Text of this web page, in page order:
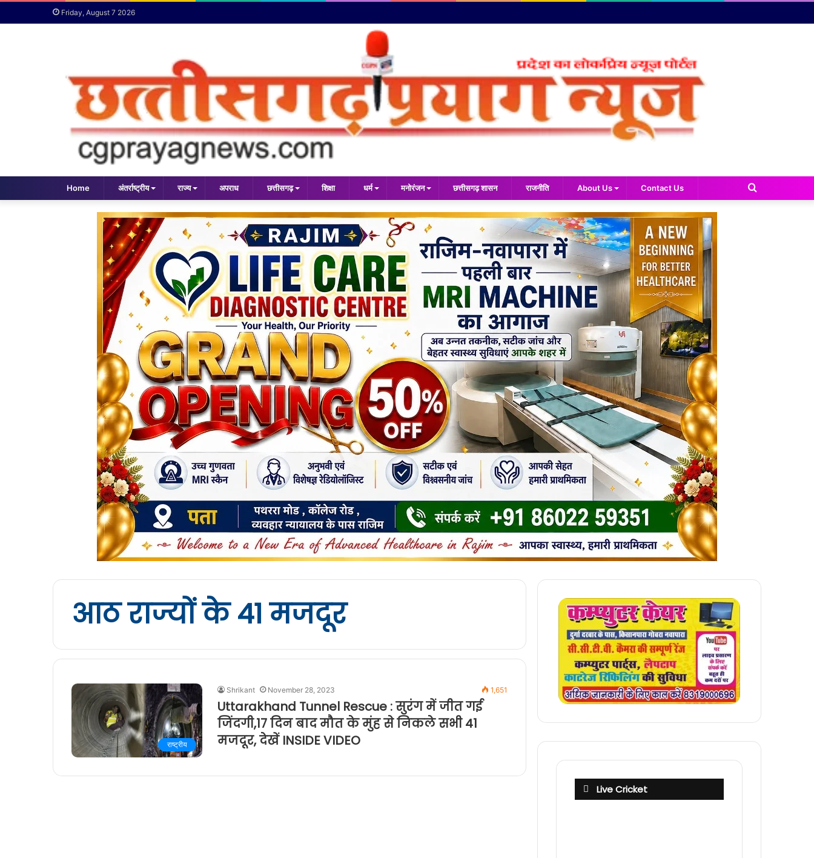
Friday, August 7 2026
Home अंतर्राष्ट्रीय राज्य अपराध छत्तीसगढ़ शिक्षा धर्म मनोरंजन छत्तीसगढ़ शासन राजनीति About Us Contact Us
Search
आठ राज्यों के 41 मजदूर
राष्ट्रीय
Shrikant November 28, 2023 1,651
Uttarakhand Tunnel Rescue : सुरंग में जीत गई
जिंदगी,17 दिन बाद मौत के मुंह से निकले सभी 41
मजदूर, देखें INSIDE VIDEO
Live Cricket